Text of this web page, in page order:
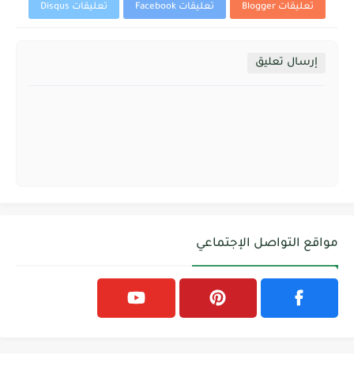
تعليقات Blogger تعليقات Facebook تعليقات Disqus
إرسال تعليق
مواقع التواصل الإجتماعي